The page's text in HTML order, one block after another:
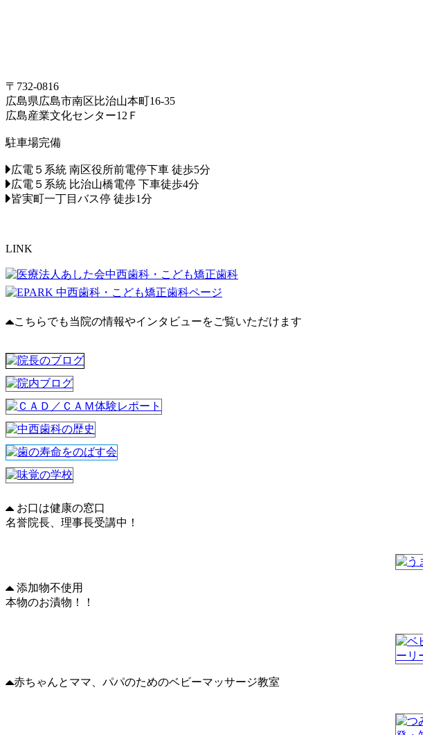
〒732-0816
広島県広島市南区比治山本町16-35
広島産業文化センター12Ｆ
駐車場完備
広電５系統 南区役所前電停下車 徒歩5分
広電５系統 比治山橋電停 下車徒歩4分
皆実町一丁目バス停 徒歩1分
LINK
こちらでも当院の情報やインタビューをご覧いただけます
お口は健康の窓口
名誉院長、理事長受講中！
添加物不使用
本物のお漬物！！
赤ちゃんとママ、パパのためのベビーマッサージ教室